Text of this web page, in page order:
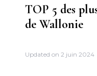
TOP 5 des
de Wallonie
Updated on 2 juin 2024